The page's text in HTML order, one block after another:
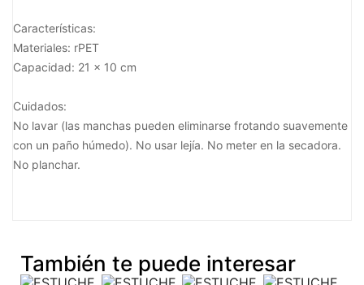
Características:
Materiales: rPET
Capacidad: 21 x 10 cm
Cuidados:
No lavar (las manchas pueden eliminarse frotando suavemente
con un paño húmedo). No usar lejía. No meter en la secadora.
No planchar.
También te puede interesar